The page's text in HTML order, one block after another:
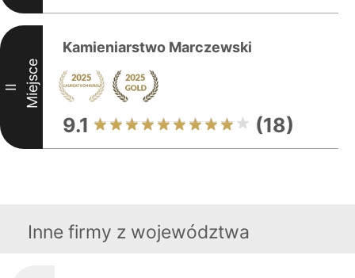
II Miejsce
Kamieniarstwo Marczewski
9.1 (18)
Inne firmy z województwa